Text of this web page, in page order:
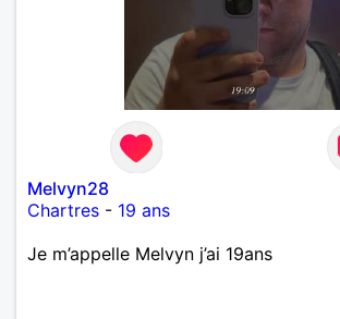
Melvyn28
Chartres - 19 ans
Je m’appelle Melvyn j’ai 19ans